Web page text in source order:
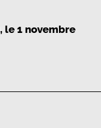
, le 1 novembre